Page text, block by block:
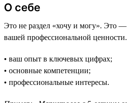
О себе
Это не раздел «хочу и могу». Это —
вашей профессиональной
• ваш опыт в ключевых цифрах;
• основные компетенции;
• профессиональные интересы.